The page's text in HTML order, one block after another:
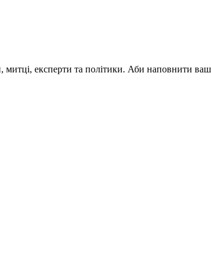
митці, експерти та політики. Аби наповнити